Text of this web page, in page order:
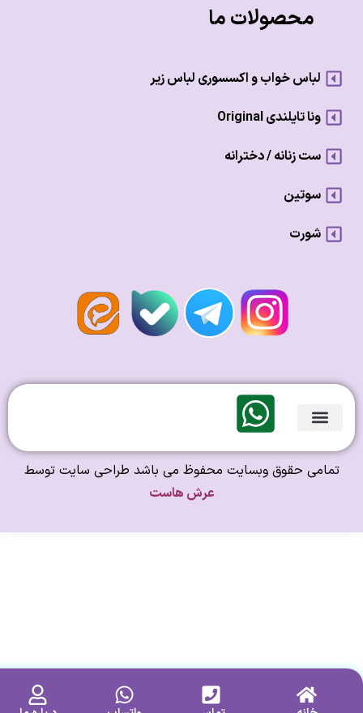
محصولات ما
لباس خواب و اکسسوری لباس زیر
ونا تایلندی Original
ست زنانه / دخترانه
سوتین
شورت
حقوق وبسایت محفوظ می باشد طراحی سایت توسط
عرش هاست